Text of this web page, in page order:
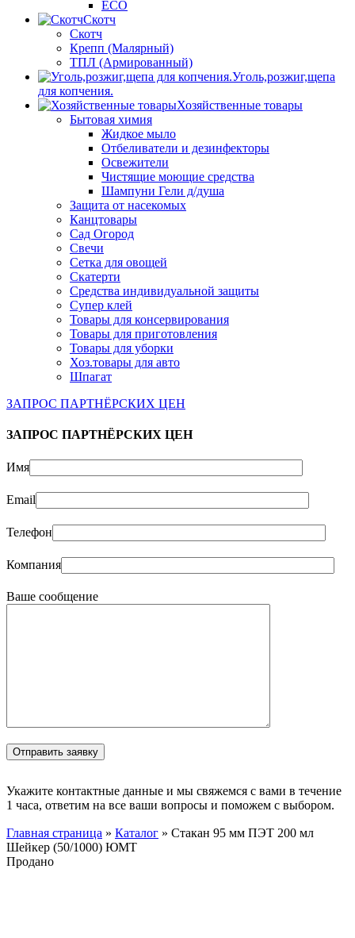
ECO
Скотч
Скотч
Крепп (Малярный)
ТПЛ (Армированный)
Уголь,розжиг,щепа
для копчения.
Хозяйственные товары
Бытовая химия
Жидкое мыло
Отбеливатели и дезинфекторы
Освежители
Чистящие моющие средства
Шампуни Гели д/душа
Защита от насекомых
Канцтовары
Сад Огород
Свечи
Сетка для овощей
Скатерти
Средства индивидуальной защиты
Супер клей
Товары для консервирования
Товары для приготовления
Товары для уборки
Хоз.товары для авто
Шпагат
ЗАПРОС ПАРТНЁРСКИХ ЦЕН
ЗАПРОС ПАРТНЁРСКИХ ЦЕН
Имя
Email
Телефон
Компания
Ваше сообщение
Укажите контактные данные и мы свяжемся с вами в течение
1 часа, ответим на все ваши вопросы и поможем с выбором.
Главная страница » Каталог » Стакан 95 мм ПЭТ 200 мл
Шейкер (50/1000) ЮМТ
Продано